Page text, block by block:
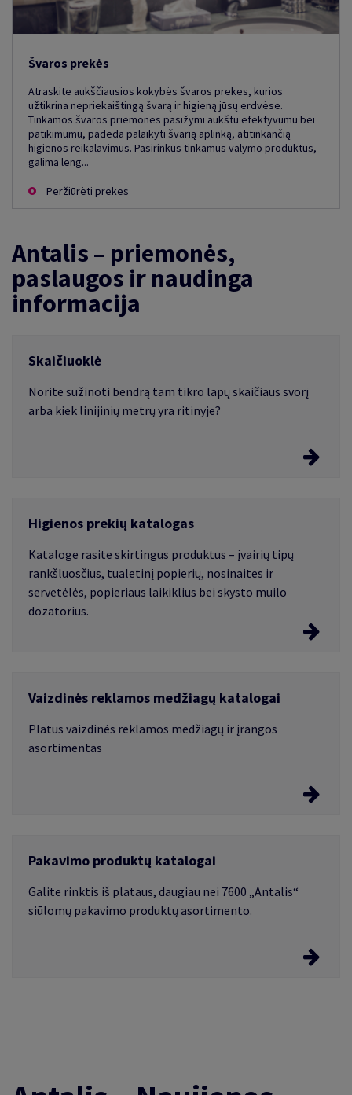
Švaros prekės
Atraskite aukščiausios kokybės švaros prekes, kurios
užtikrina nepriekaištingą švarą ir higieną jūsų erdvėse.
Tinkamos švaros priemonės pasižymi aukštu efektyvumu bei
patikimumu, padeda palaikyti švarią aplinką, atitinkančią
higienos reikalavimus. Pasirinkus tinkamus valymo produktus,
galima leng...
Peržiūrėti prekes
Antalis – priemonės,
paslaugos ir naudinga
informacija
Skaičiuoklė
Norite sužinoti bendrą tam tikro lapų skaičiaus svorį
arba kiek linijinių metrų yra ritinyje?
Norite sužinoti bendrą tam tikro lapų skaičiaus svorį
arba kiek linijinių metrų yra ritinyje?
Higienos prekių katalogas
Kataloge rasite skirtingus produktus – įvairių tipų
rankšluosčius, tualetinį popierių, nosinaites ir
servetėlės, popieriaus laikiklius bei skysto muilo
dozatorius.
Atsakingai kuriama vertės grandinė nuo medžio
nukirtimo miške iki galutinio produkto sukūrimo,
užtikrina, kad KATRIN produktai ir paslaugos būtų
Vaizdinės reklamos medžiagų katalogai
Platus vaizdinės reklamos medžiagų ir įrangos
asortimentas
Išsirinkite tinkamiausias vaizdinės reklamos
medžiagas
Pakavimo produktų katalogai
Galite rinktis iš plataus, daugiau nei 7600 „Antalis“
siūlomų pakavimo produktų asortimento.